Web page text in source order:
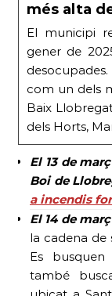
més alta
El municipi
gener de
com un dels
Baix
dels Horts,
El 13 de març
Boi de
a incendis
El 14 de març
la cadena de
Es
també